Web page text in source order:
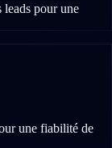
pour une
une fiabilité de